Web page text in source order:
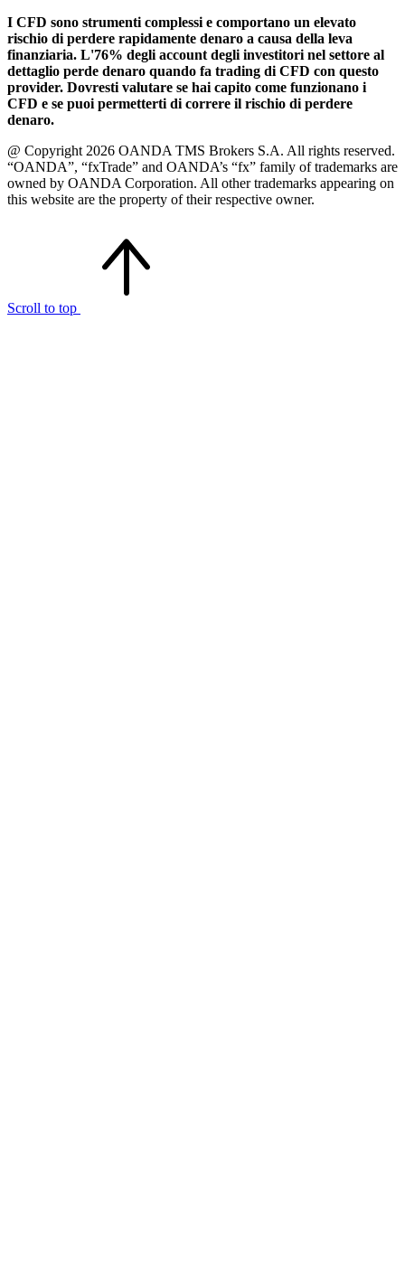
I CFD sono strumenti complessi e comportano un elevato
rischio di perdere rapidamente denaro a causa della leva
finanziaria. L'76% degli account degli investitori nel settore al
dettaglio perde denaro quando fa trading di CFD con questo
provider. Dovresti valutare se hai capito come funzionano i
CFD e se puoi permetterti di correre il rischio di perdere
denaro.
@ Copyright 2026 OANDA TMS Brokers S.A. All rights reserved.
“OANDA”, “fxTrade” and OANDA’s “fx” family of trademarks are
owned by OANDA Corporation. All other trademarks appearing on
this website are the property of their respective owner.
Scroll to top